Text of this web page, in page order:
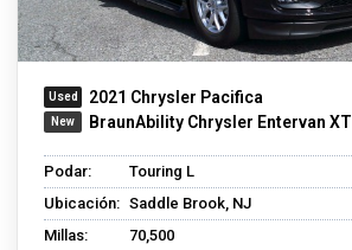
2021 Chrysler Pacifica
BraunAbility Chrysler Entervan XT
Podar:
Touring L
Ubicación: Saddle Brook, NJ
Millas:
70,500